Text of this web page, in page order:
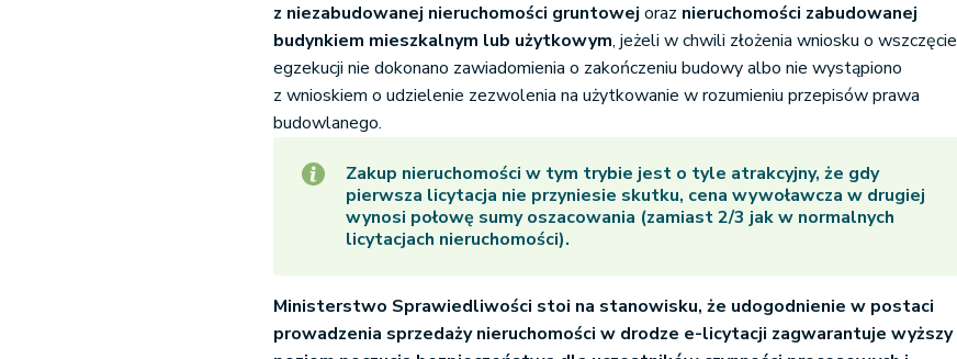
z niezabudowanej nieruchomości gruntowej oraz nieruchomości zabudowanej
budynkiem mieszkalnym lub użytkowym, jeżeli w chwili złożenia wniosku o wszczęcie
egzekucji nie dokonano zawiadomienia o zakończeniu budowy albo nie wystąpiono
z wnioskiem o udzielenie zezwolenia na użytkowanie w rozumieniu przepisów prawa
budowlanego.
Zakup nieruchomości w tym trybie jest o tyle atrakcyjny, że gdy
pierwsza licytacja nie przyniesie skutku, cena wywoławcza w drugiej
wynosi połowę sumy oszacowania (zamiast 2/3 jak w normalnych
licytacjach nieruchomości).
Ministerstwo Sprawiedliwości stoi na stanowisku, że udogodnienie w postaci
prowadzenia sprzedaży nieruchomości w drodze e-licytacji zagwarantuje wyższy